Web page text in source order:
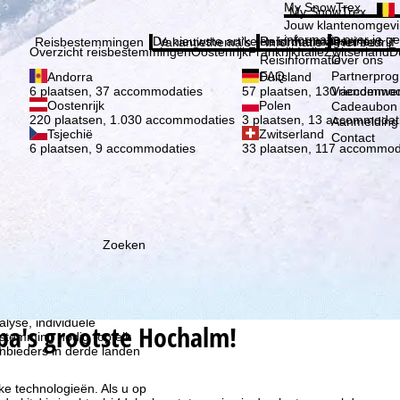
wij, TravelTrex GmbH,
individuele
nodig (op elk
in derde landen
technologieën. Als u op
My SnowTrex
My SnowTrex
Jouw
informatie over je
Reisbestemmingen
Overzicht reisbestemmingenOostenrijkFrankrijkItaliëZwitserland
Andorra
6 plaatsen, 37 accommodaties
Duitsland
57 plaatsen, 130
Oostenrijk
220 plaatsen, 1.030 accommodaties
Polen
3 plaatsen, 13
Tsjechië
6 plaatsen, 9 accommodaties
Zwitserland
33 plaatsen, 117
Vakantiethema's
De nieuwste artikelen in ons magazine
Informatie
Reisinformatie
Reisinformatie
FAQ
Het bedrijf
Over ons
Over ons
Cadeaubon
Contact
Zoeken
grootste Hochalm!